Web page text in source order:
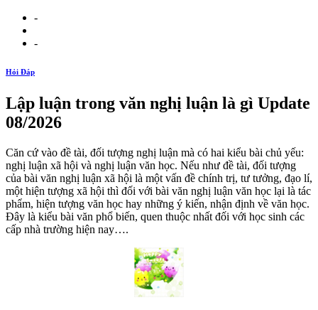
-
-
Hỏi Đáp
Lập luận trong văn nghị luận là gì Update
08/2026
Căn cứ vào đề tài, đối tượng nghị luận mà có hai kiểu bài chủ yếu:
nghị luận xã hội và nghị luận văn học. Nếu như đề tài, đối tượng
của bài văn nghị luận xã hội là một vấn đề chính trị, tư tưởng, đạo lí,
một hiện tượng xã hội thì đối với bài văn nghị luận văn học lại là tác
phẩm, hiện tượng văn học hay những ý kiến, nhận định về văn học.
Đây là kiểu bài văn phổ biến, quen thuộc nhất đối với học sinh các
cấp nhà trường hiện nay….